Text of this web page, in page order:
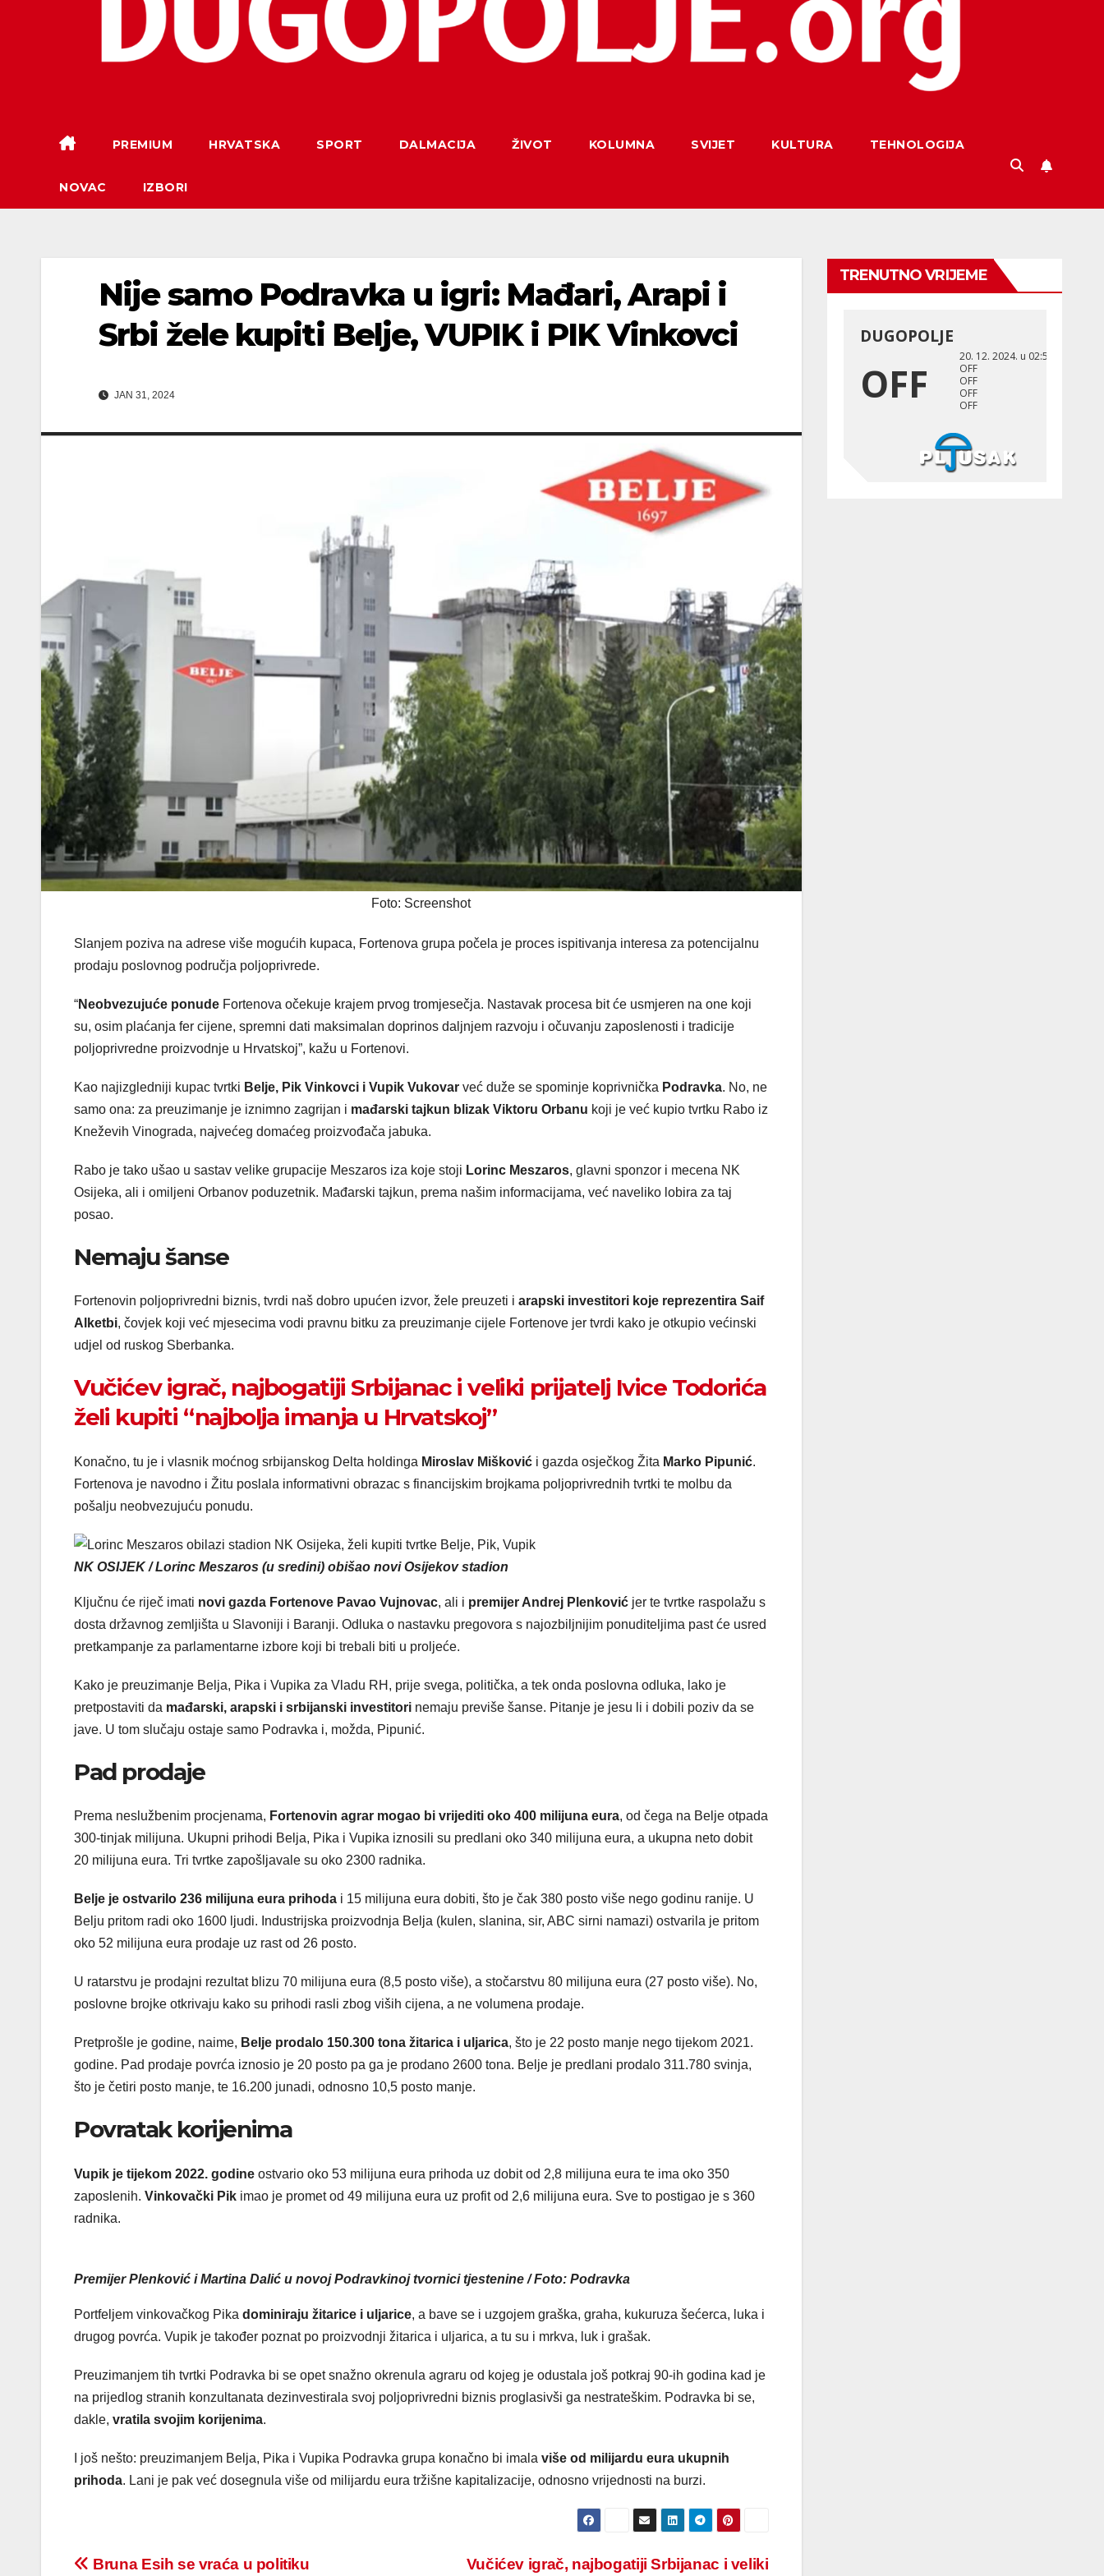
PREMIUM HRVATSKA SPORT DALMACIJA ŽIVOT KOLUMNA SVIJET KULTURA TEHNOLOGIJA
NOVAC IZBORI
Nije samo Podravka u igri: Mađari, Arapi i
Srbi žele kupiti Belje, VUPIK i PIK Vinkovci
JAN 31, 2024
Foto: Screenshot
Slanjem poziva na adrese više mogućih kupaca, Fortenova grupa počela je proces ispitivanja interesa za potencijalnu
prodaju poslovnog područja poljoprivrede.
“Neobvezujuće ponude Fortenova očekuje krajem prvog tromjesečja. Nastavak procesa bit će usmjeren na one koji
su, osim plaćanja fer cijene, spremni dati maksimalan doprinos daljnjem razvoju i očuvanju zaposlenosti i tradicije
poljoprivredne proizvodnje u Hrvatskoj”, kažu u Fortenovi.
Kao najizgledniji kupac tvrtki Belje, Pik Vinkovci i Vupik Vukovar već duže se spominje koprivnička Podravka. No, ne
samo ona: za preuzimanje je iznimno zagrijan i mađarski tajkun blizak Viktoru Orbanu koji je već kupio tvrtku Rabo iz
Kneževih Vinograda, najvećeg domaćeg proizvođača jabuka.
Rabo je tako ušao u sastav velike grupacije Meszaros iza koje stoji Lorinc Meszaros, glavni sponzor i mecena NK
Osijeka, ali i omiljeni Orbanov poduzetnik. Mađarski tajkun, prema našim informacijama, već naveliko lobira za taj
posao.
Nemaju šanse
Fortenovin poljoprivredni biznis, tvrdi naš dobro upućen izvor, žele preuzeti i arapski investitori koje reprezentira Saif
Alketbi, čovjek koji već mjesecima vodi pravnu bitku za preuzimanje cijele Fortenove jer tvrdi kako je otkupio većinski
udjel od ruskog Sberbanka.
Vučićev igrač, najbogatiji Srbijanac i veliki prijatelj Ivice Todorića
želi kupiti “najbolja imanja u Hrvatskoj”
Konačno, tu je i vlasnik moćnog srbijanskog Delta holdinga Miroslav Mišković i gazda osječkog Žita Marko Pipunić.
Fortenova je navodno i Žitu poslala informativni obrazac s financijskim brojkama poljoprivrednih tvrtki te molbu da
pošalju neobvezujuću ponudu.
NK OSIJEK / Lorinc Meszaros (u sredini) obišao novi Osijekov stadion
Ključnu će riječ imati novi gazda Fortenove Pavao Vujnovac, ali i premijer Andrej Plenković jer te tvrtke raspolažu s
dosta državnog zemljišta u Slavoniji i Baranji. Odluka o nastavku pregovora s najozbiljnijim ponuditeljima past će usred
pretkampanje za parlamentarne izbore koji bi trebali biti u proljeće.
Kako je preuzimanje Belja, Pika i Vupika za Vladu RH, prije svega, politička, a tek onda poslovna odluka, lako je
pretpostaviti da mađarski, arapski i srbijanski investitori nemaju previše šanse. Pitanje je jesu li i dobili poziv da se
jave. U tom slučaju ostaje samo Podravka i, možda, Pipunić.
Pad prodaje
Prema neslužbenim procjenama, Fortenovin agrar mogao bi vrijediti oko 400 milijuna eura, od čega na Belje otpada
300-tinjak milijuna. Ukupni prihodi Belja, Pika i Vupika iznosili su predlani oko 340 milijuna eura, a ukupna neto dobit
20 milijuna eura. Tri tvrtke zapošljavale su oko 2300 radnika.
Belje je ostvarilo 236 milijuna eura prihoda i 15 milijuna eura dobiti, što je čak 380 posto više nego godinu ranije. U
Belju pritom radi oko 1600 ljudi. Industrijska proizvodnja Belja (kulen, slanina, sir, ABC sirni namazi) ostvarila je pritom
oko 52 milijuna eura prodaje uz rast od 26 posto.
U ratarstvu je prodajni rezultat blizu 70 milijuna eura (8,5 posto više), a stočarstvu 80 milijuna eura (27 posto više). No,
poslovne brojke otkrivaju kako su prihodi rasli zbog viših cijena, a ne volumena prodaje.
Pretprošle je godine, naime, Belje prodalo 150.300 tona žitarica i uljarica, što je 22 posto manje nego tijekom 2021.
godine. Pad prodaje povrća iznosio je 20 posto pa ga je prodano 2600 tona. Belje je predlani prodalo 311.780 svinja,
što je četiri posto manje, te 16.200 junadi, odnosno 10,5 posto manje.
Povratak korijenima
Vupik je tijekom 2022. godine ostvario oko 53 milijuna eura prihoda uz dobit od 2,8 milijuna eura te ima oko 350
zaposlenih. Vinkovački Pik imao je promet od 49 milijuna eura uz profit od 2,6 milijuna eura. Sve to postigao je s 360
radnika.
Premijer Plenković i Martina Dalić u novoj Podravkinoj tvornici tjestenine / Foto: Podravka
Portfeljem vinkovačkog Pika dominiraju žitarice i uljarice, a bave se i uzgojem graška, graha, kukuruza šećerca, luka i
drugog povrća. Vupik je također poznat po proizvodnji žitarica i uljarica, a tu su i mrkva, luk i grašak.
Preuzimanjem tih tvrtki Podravka bi se opet snažno okrenula agraru od kojeg je odustala još potkraj 90-ih godina kad je
na prijedlog stranih konzultanata dezinvestirala svoj poljoprivredni biznis proglasivši ga nestrateškim. Podravka bi se,
dakle, vratila svojim korijenima.
I još nešto: preuzimanjem Belja, Pika i Vupika Podravka grupa konačno bi imala više od milijardu eura ukupnih
prihoda. Lani je pak već dosegnula više od milijardu eura tržišne kapitalizacije, odnosno vrijednosti na burzi.
Post Vučićev igrač, najbogatiji Srbijanac i veliki
Bruna Esih se vraća u politiku
TRENUTNO VRIJEME